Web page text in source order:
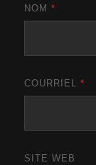
NOM*
COURRIEL*
SITE WEB